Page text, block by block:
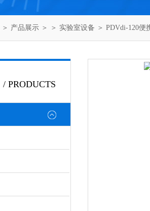
＞ 产品展示 ＞ ＞ 实验室设备 ＞ PDVdi-120便
/ PRODUCTS